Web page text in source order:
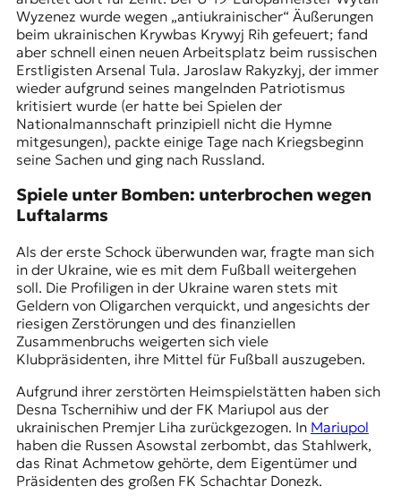
Wyzenez wurde wegen „antiukrainischer“ Äußerungen
beim ukrainischen Krywbas Krywyj Rih gefeuert; fand
aber schnell einen neuen Arbeitsplatz beim russischen
Erstligisten Arsenal Tula. Jaroslaw Rakyzkyj, der immer
wieder aufgrund seines mangelnden Patriotismus
kritisiert wurde (er hatte bei Spielen der
Nationalmannschaft prinzipiell nicht die Hymne
mitgesungen), packte einige Tage nach Kriegsbeginn
seine Sachen und ging nach Russland.
Spiele unter Bomben: unterbrochen wegen
Luftalarms
Als der erste Schock überwunden war, fragte man sich
in der Ukraine, wie es mit dem Fußball weitergehen
soll. Die Profiligen in der Ukraine waren stets mit
Geldern von Oligarchen verquickt, und angesichts der
riesigen Zerstörungen und des finanziellen
Zusammenbruchs weigerten sich viele
Klubpräsidenten, ihre Mittel für Fußball auszugeben.
Aufgrund ihrer zerstörten Heimspielstätten haben sich
Desna Tschernihiw und der FK Mariupol aus der
ukrainischen Premjer Liha zurückgezogen. In Mariupol
haben die Russen Asowstal zerbombt, das Stahlwerk,
das Rinat Achmetow gehörte, dem Eigentümer und
Präsidenten des großen FK Schachtar Donezk.